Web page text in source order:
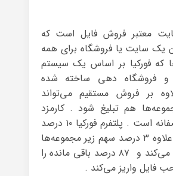
معتبر فروش فایل است که
یک سایت یا فروشگاه برای همه
که فورکیا بر اساس یک سیستم
فروشگاه دهی ساخته شده
بر فروش مستقیم می‌تواند
هم تبلیغ شود . کارمزد
فورکیا هم منصفانه است . پلتفرم فورکیا ۱۰ درصد
سهم فروش به‌علاوه ۳ درصد سهم زیر مجموعه‌ها
را از فروش کم می‌کند و ۸۷ درصد باقی مانده را
فایل واریز می‌کند .